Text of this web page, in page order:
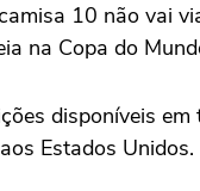
10 não vai
na Copa do
disponíveis
Estados Unidos.